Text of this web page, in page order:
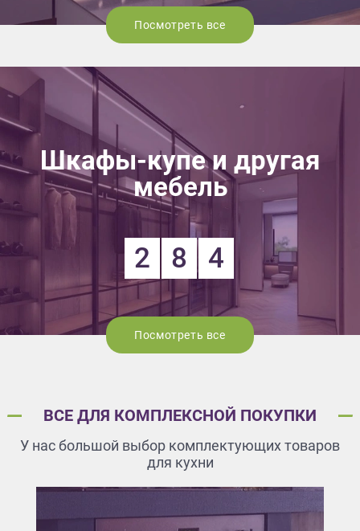
Посмотреть все
Шкафы-купе и другая
мебель
2 8 4
Посмотреть все
ВСЕ ДЛЯ КОМПЛЕКСНОЙ ПОКУПКИ
У нас большой выбор комплектующих товаров
для кухни